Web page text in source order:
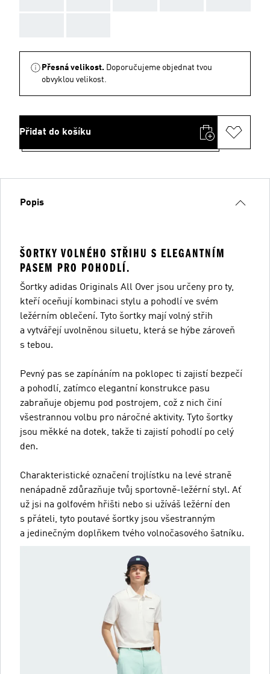
Přesná velikost. Doporučujeme objednat tvou
obvyklou velikost.
Přidat do košíku
Popis
ŠORTKY VOLNÉHO STŘIHU S ELEGANTNÍM
PASEM PRO POHODLÍ.
Šortky adidas Originals All Over jsou určeny pro ty,
kteří oceňují kombinaci stylu a pohodlí ve svém
ležérním oblečení. Tyto šortky mají volný střih
a vytvářejí uvolněnou siluetu, která se hýbe zároveň
s tebou.
Pevný pas se zapínáním na poklopec ti zajistí bezpečí
a pohodlí, zatímco elegantní konstrukce pasu
zabraňuje objemu pod postrojem, což z nich činí
všestrannou volbu pro náročné aktivity. Tyto šortky
jsou měkké na dotek, takže ti zajistí pohodlí po celý
den.
Charakteristické označení trojlístku na levé straně
nenápadně zdůrazňuje tvůj sportovně-ležérní styl. Ať
už jsi na golfovém hřišti nebo si užíváš ležérní den
s přáteli, tyto poutavé šortky jsou všestranným
a jedinečným doplňkem tvého volnočasového šatníku.